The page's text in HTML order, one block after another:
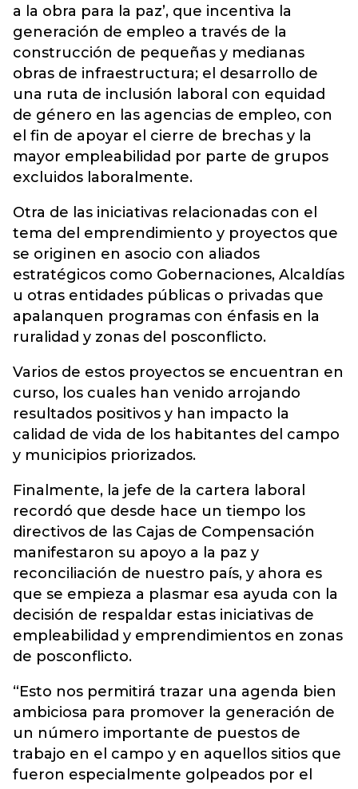
a la obra para la paz’, que incentiva la
generación de empleo a través de la
construcción de pequeñas y medianas
obras de infraestructura; el desarrollo de
una ruta de inclusión laboral con equidad
de género en las agencias de empleo, con
el fin de apoyar el cierre de brechas y la
mayor empleabilidad por parte de grupos
excluidos laboralmente.
Otra de las iniciativas relacionadas con el
tema del emprendimiento y proyectos que
se originen en asocio con aliados
estratégicos como Gobernaciones, Alcaldías
u otras entidades públicas o privadas que
apalanquen programas con énfasis en la
ruralidad y zonas del posconflicto.
Varios de estos proyectos se encuentran en
curso, los cuales han venido arrojando
resultados positivos y han impacto la
calidad de vida de los habitantes del campo
y municipios priorizados.
Finalmente, la jefe de la cartera laboral
recordó que desde hace un tiempo los
directivos de las Cajas de Compensación
manifestaron su apoyo a la paz y
reconciliación de nuestro país, y ahora es
que se empieza a plasmar esa ayuda con la
decisión de respaldar estas iniciativas de
empleabilidad y emprendimientos en zonas
de posconflicto.
“Esto nos permitirá trazar una agenda bien
ambiciosa para promover la generación de
un número importante de puestos de
trabajo en el campo y en aquellos sitios que
fueron especialmente golpeados por el